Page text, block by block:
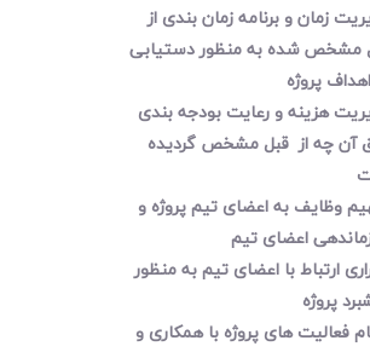
زمان و برنامه زمان بندی از
مشخص شده به منظور دستیابی
پروژه
هزینه و رعایت بودجه بندی
آن چه از قبل مشخص گردیده
وظایف به اعضای تیم پروژه و
اعضای تیم
ارتباط با اعضای تیم به منظور
پروژه
فعالیت های پروژه با همکاری و